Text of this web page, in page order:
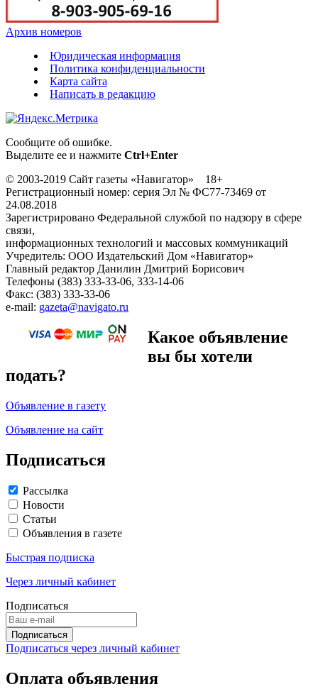
Архив номеров
Юридическая информация
Политика конфиденциальности
Карта сайта
Написать в редакцию
Сообщите об ошибке.
Выделите ее и нажмите Ctrl+Enter
© 2003-2019 Сайт газеты «Навигатор» 18+
Регистрационный номер: серия Эл № ФС77-73469 от
24.08.2018
Зарегистрировано Федеральной службой по надзору в сфере
связи,
информационных технологий и массовых коммуникаций
Учредитель: ООО Издательский Дом «Навигатор»
Главный редактор Данилин Дмитрий Борисович
Телефоны (383) 333-33-06, 333-14-06
Факс: (383) 333-33-06
e-mail: gazeta@navigato.ru
Какое объявление
вы бы хотели
подать?
Объявление в газету
Объявление на сайт
Подписаться
Рассылка
Новости
Статьи
Объявления в газете
Быстрая подписка
Через личный кабинет
Подписаться
Подписаться через личный кабинет
Оплата объявления